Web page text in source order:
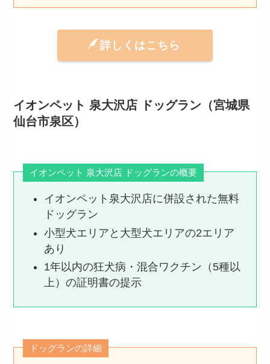
詳しくはこちら
イオンペット 泉大沢店 ドッグラン（宮城県
仙台市泉区）
イオンペット 泉大沢店 ドッグランの概要
イオンペット泉大沢店に併設された無料
ドッグラン
小型犬エリアと大型犬エリアの2エリア
あり
1年以内の狂犬病・混合ワクチン（5種以
上）の証明書の提示
ドッグランの詳細